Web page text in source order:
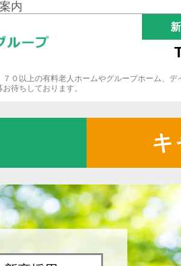
内
０以上の有料老人ホームやグループホーム、
待ちしております。
キ